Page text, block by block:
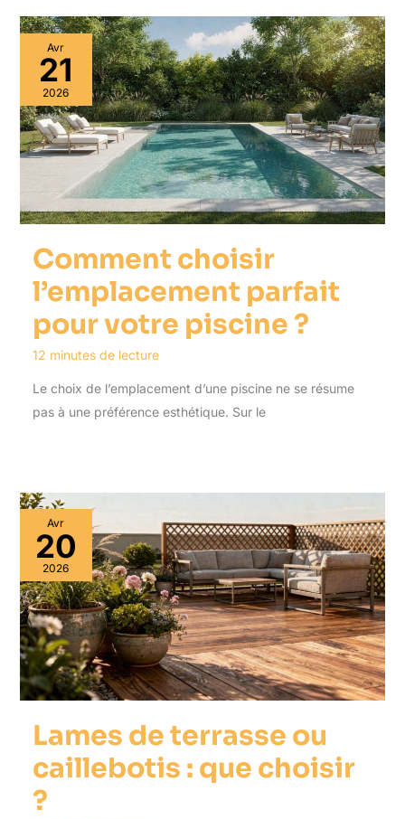
Avr
21
2026
Comment choisir
l’emplacement parfait
pour votre piscine ?
12 minutes de lecture
Le choix de l’emplacement d’une piscine ne se résume
pas à une préférence esthétique. Sur le
Avr
20
2026
Lames de terrasse ou
caillebotis : que choisir
?